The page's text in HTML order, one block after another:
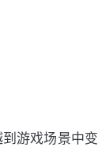
游戏场景中变